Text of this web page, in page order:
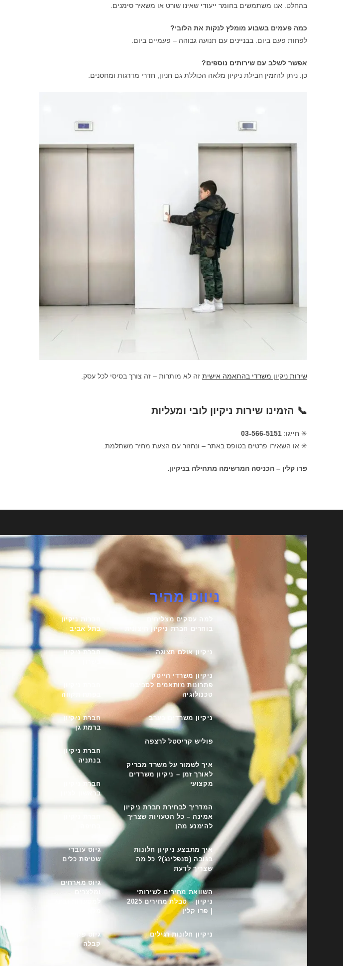
בהחלט. אנו משתמשים בחומר ייעודי שאינו שורט או משאיר סימנים.
כמה פעמים בשבוע מומלץ לנקות את הלובי?
לפחות פעם ביום. בבניינים עם תנועה גבוהה – פעמיים ביום.
אפשר לשלב עם שירותים נוספים?
כן. ניתן להזמין חבילת ניקיון מלאה הכוללת גם חניון, חדרי מדרגות ומחסנים.
שירות ניקיון משרדי בהתאמה אישית זה לא מותרות – זה צורך בסיסי לכל עסק.
📞 הזמינו שירות ניקיון לובי ומעליות
✳ חייגו: 03-566-5151
✳ או השאירו פרטים בטופס באתר – ונחזור עם הצעת מחיר משתלמת.
פרו קלין – הכניסה המרשימה מתחילה בניקיון.
ניווט מהיר
למה עסקים מצליחים
בוחרים חברת ניקיון חיצונית
ניקיון אולם תצוגה
ניקיון משרדי הייטק –
פתרונות מותאמים לסביבת
טכנולוגיה
ניקיון משרדים בערב
פוליש קריסטל לרצפה
איך לשמור על משרד מבריק
לאורך זמן – ניקיון משרדים
מקצועי
המדריך לבחירת חברת ניקיון
אמינה – כל הטעויות שצריך
להימנע מהן
איך מתבצע ניקיון חלונות
בגובה (סנפלינג)? כל מה
שצריך לדעת
השוואת מחירים לשירותי
ניקיון – טבלת מחירים 2025
| פרו קלין
ניקיון חלונות רגילים
חברות ניקיון
בתל אביב
חברת ניקיון
בפתח תקווה
חברת ניקיון
ברמת גן
חברת ניקיון
בנתניה
חברת ניקיון
בראשון לציון
גיוס עובדי
שטיפת כלים
גיוס מארחים
גיוס פקידי
קבלה